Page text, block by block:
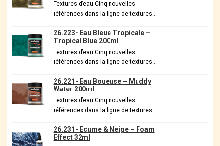
Textures d’eau Cinq nouvelles
références dans la ligne de textures…
26.223- Eau Bleue Tropicale –
Tropical Blue 200ml
Textures d’eau Cinq nouvelles
références dans la ligne de textures…
26.221- Eau Boueuse – Muddy
Water 200ml
Textures d’eau Cinq nouvelles
références dans la ligne de textures…
26.231- Ecume & Neige – Foam
Effect 32ml